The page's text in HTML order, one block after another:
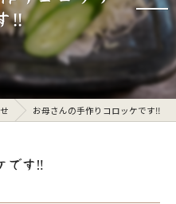
‼️
お母さんの手作りコロッケです‼️
です‼️